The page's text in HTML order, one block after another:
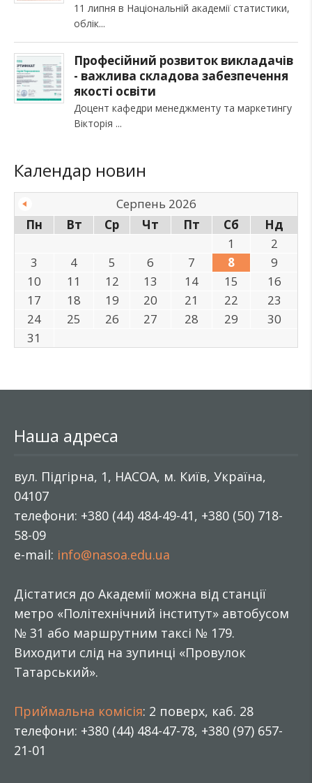
11 липня в Національній академії статистики,
облік
Професійний розвиток викладачів
- важлива складова забезпечення
якості освіти
Доцент кафедри менеджменту та маркетингу
Вікторія
Календар новин
Серпень 2026
Пн
Вт Ср Чт Пт Сб
Нд
1
2
3
4 5 6 7 8
9
10
11 12 13 14 15
16
17
18 19 20 21 22
23
24
25 26 27 28 29
30
31
Наша адреса
вул. Підгірна, 1, НАСОА, м. Київ, Україна,
04107
телефони: +380 (44) 484-49-41, +380 (50) 718-
58-09
e-mail: info@nasoa.edu.ua
Дістатися до Академії можна від станції
метро «Політехнічний інститут» автобусом
№ 31 або маршрутним таксі № 179.
Виходити слід на зупинці «Провулок
Татарський».
Приймальна комісія: 2 поверх, каб. 28
телефони: +380 (44) 484-47-78, +380 (97) 657-
21-01